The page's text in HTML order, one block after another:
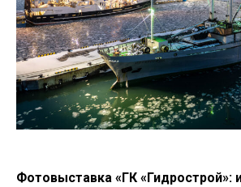
Фотовыставка «ГК «Гидрострой»: